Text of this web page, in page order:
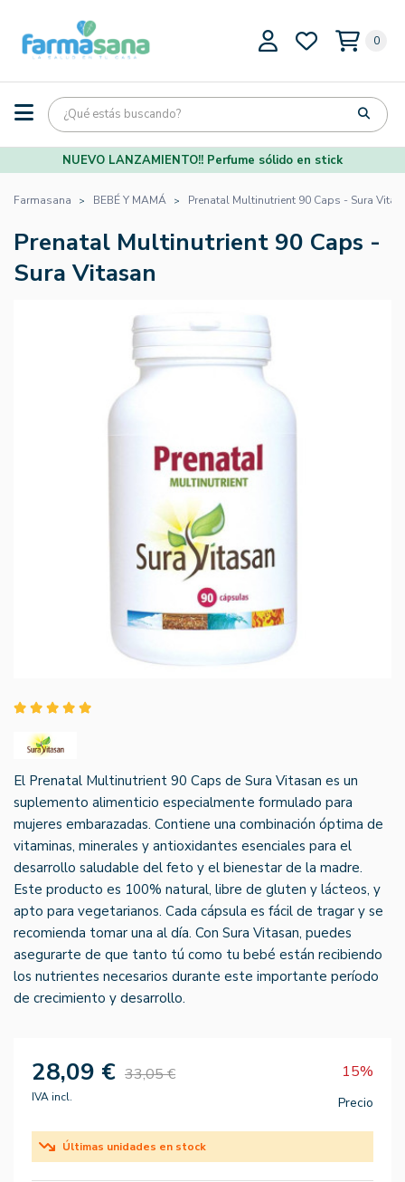
0
NUEVO LANZAMIENTO!! Perfume sólido en stick
Farmasana BEBÉ Y MAMÁ Prenatal Multinutrient 90 Caps - Sura
Prenatal Multinutrient 90 Caps -
Sura Vitasan
El Prenatal Multinutrient 90 Caps de Sura Vitasan es un
suplemento alimenticio especialmente formulado para
mujeres embarazadas. Contiene una combinación óptima de
vitaminas, minerales y antioxidantes esenciales para el
desarrollo saludable del feto y el bienestar de la madre.
Este producto es 100% natural, libre de gluten y lácteos, y
apto para vegetarianos. Cada cápsula es fácil de tragar y se
recomienda tomar una al día. Con Sura Vitasan, puedes
asegurarte de que tanto tú como tu bebé están recibiendo
los nutrientes necesarios durante este importante período
de crecimiento y desarrollo.
28,09 € 33,05 € 15%
IVA incl. Precio
Últimas unidades en stock